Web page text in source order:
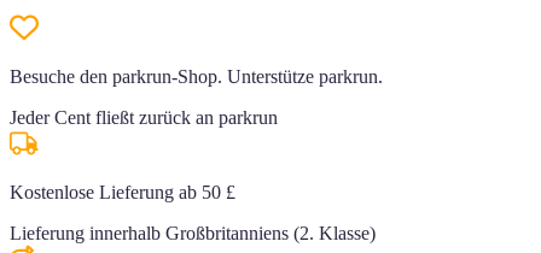
Besuche den parkrun-Shop. Unterstütze parkrun.
Jeder Cent fließt zurück an parkrun
Kostenlose Lieferung ab 50 £
Lieferung innerhalb Großbritanniens (2. Klasse)